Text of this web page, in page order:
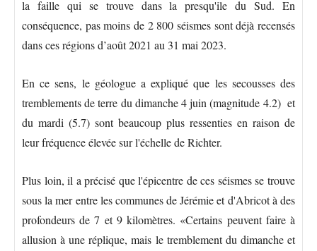
la faille qui se trouve dans la presqu'ile du Sud. En
conséquence, pas moins de 2 800 séismes sont déjà recensés
dans ces régions d’août 2021 au 31 mai 2023.
En ce sens, le géologue a expliqué que les secousses des
tremblements de terre du dimanche 4 juin (magnitude 4.2) et
du mardi (5.7) sont beaucoup plus ressenties en raison de
leur fréquence élevée sur l'échelle de Richter.
Plus loin, il a précisé que l'épicentre de ces séismes se trouve
sous la mer entre les communes de Jérémie et d'Abricot à des
profondeurs de 7 et 9 kilomètres. «Certains peuvent faire à
allusion à une réplique, mais le tremblement du dimanche et